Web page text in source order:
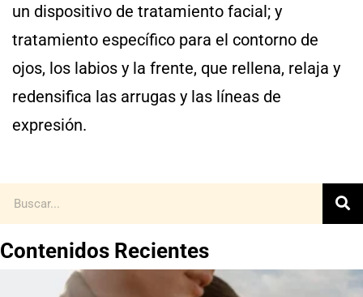
un dispositivo de tratamiento facial; y
tratamiento específico para el contorno de
ojos, los labios y la frente, que rellena, relaja y
redensifica las arrugas y las líneas de
expresión.
Contenidos Recientes